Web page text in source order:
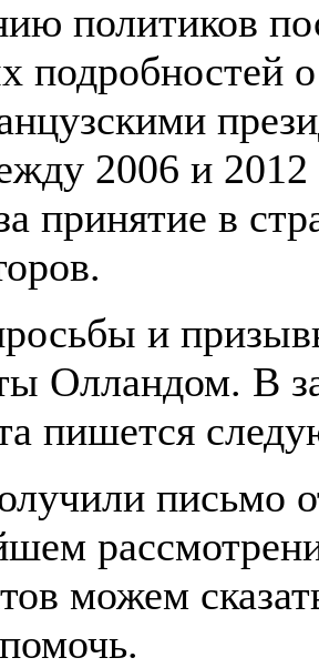
политиков
2006 и 2012
принятие в
и
Олландом. В
пишется
письмо
можем